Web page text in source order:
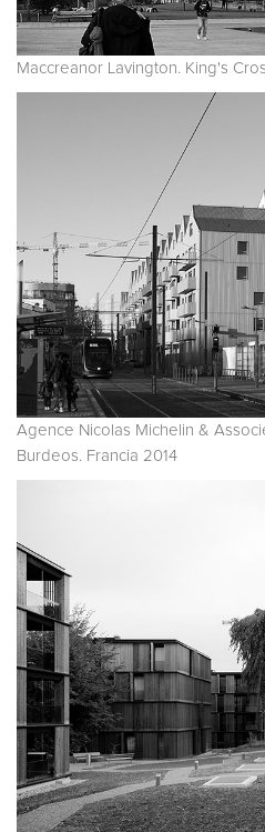
Maccreanor Lavington. King's
Agence Nicolas Michelin &
Burdeos. Francia 2014